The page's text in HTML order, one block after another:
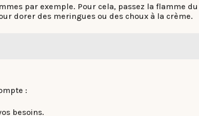
par exemple. Pour cela, passez la flamme
dorer des meringues ou des choux à la crème.
:
besoins.